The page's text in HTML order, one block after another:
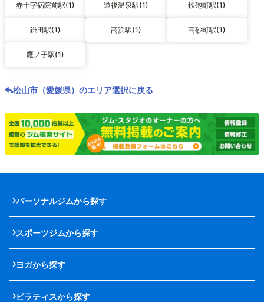
赤十字病院前駅(1) 道後温泉駅(1) 鉄砲町駅(1)
鎌田駅(1) 高浜駅(1) 高砂町駅(1)
鷹ノ子駅(1)
松山市（愛媛県）のエリア選択に戻る
パーソナルジムから探す
スポーツジムから探す
ヨガから探す
ピラティスから探す